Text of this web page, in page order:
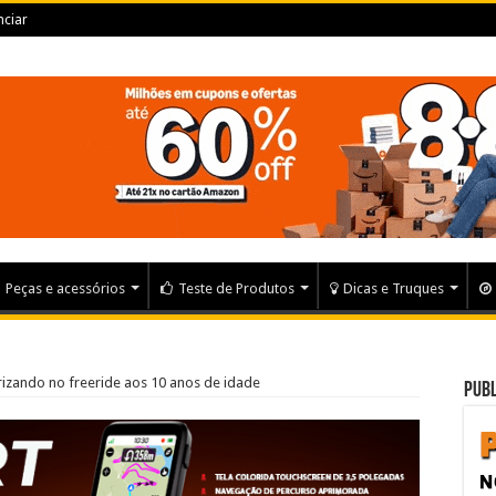
Peças e acessórios Teste de Produtos Dicas e Truques
no freeride aos 10 anos de idade